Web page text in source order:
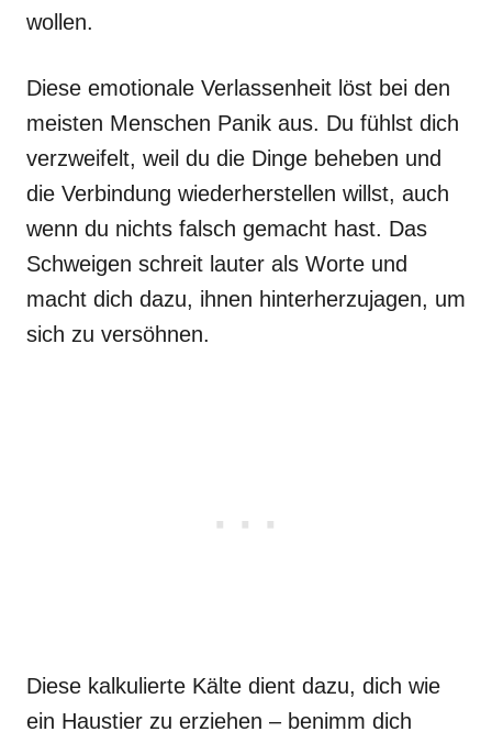
wollen.
Diese emotionale Verlassenheit löst bei den
meisten Menschen Panik aus. Du fühlst dich
verzweifelt, weil du die Dinge beheben und
die Verbindung wiederherstellen willst, auch
wenn du nichts falsch gemacht hast. Das
Schweigen schreit lauter als Worte und
macht dich dazu, ihnen hinterherzujagen, um
sich zu versöhnen.
Diese kalkulierte Kälte dient dazu, dich wie
ein Haustier zu erziehen – benimm dich